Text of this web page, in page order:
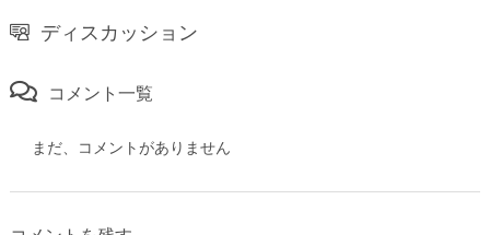
ディスカッション
コメント一覧
まだ、コメントがありません